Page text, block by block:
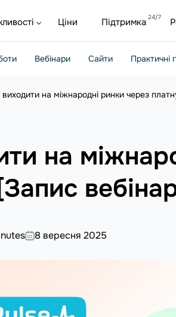
Ціни Підтримка
Вебінари Сайти Практичні
виходити на міжнародні ринки через
на
8 вересня 2025